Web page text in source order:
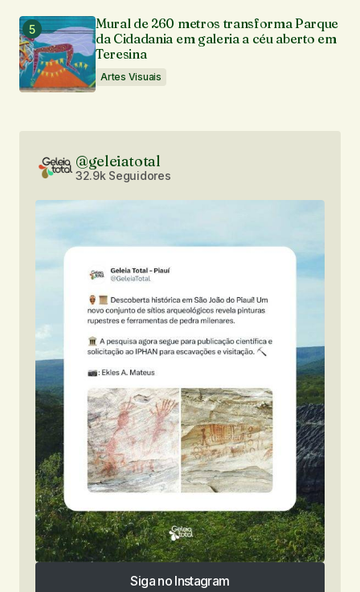
Mural de 260 metros transforma Parque
da Cidadania em galeria a céu aberto em
Teresina
Artes Visuais
@geleiatotal
32.9k Seguidores
Siga no Instagram